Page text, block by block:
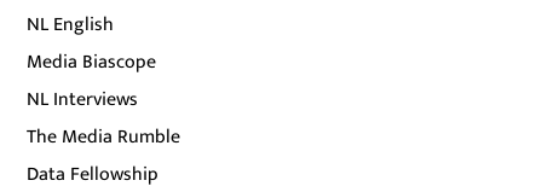
NL English
Media Biascope
NL Interviews
The Media Rumble
Data Fellowship